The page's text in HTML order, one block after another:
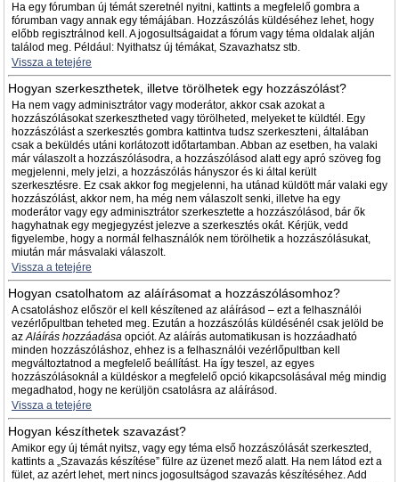
Ha egy fórumban új témát szeretnél nyitni, kattints a megfelelő gombra a
fórumban vagy annak egy témájában. Hozzászólás küldéséhez lehet, hogy
előbb regisztrálnod kell. A jogosultságaidat a fórum vagy téma oldalak alján
találod meg. Például: Nyithatsz új témákat, Szavazhatsz stb.
Vissza a tetejére
Hogyan szerkeszthetek, illetve törölhetek egy hozzászólást?
Ha nem vagy adminisztrátor vagy moderátor, akkor csak azokat a
hozzászólásokat szerkesztheted vagy törölheted, melyeket te küldtél. Egy
hozzászólást a szerkesztés gombra kattintva tudsz szerkeszteni, általában
csak a beküldés utáni korlátozott időtartamban. Abban az esetben, ha valaki
már válaszolt a hozzászólásodra, a hozzászólásod alatt egy apró szöveg fog
megjelenni, mely jelzi, a hozzászólás hányszor és ki által került
szerkesztésre. Ez csak akkor fog megjelenni, ha utánad küldött már valaki egy
hozzászólást, akkor nem, ha még nem válaszolt senki, illetve ha egy
moderátor vagy egy adminisztrátor szerkesztette a hozzászólásod, bár ők
hagyhatnak egy megjegyzést jelezve a szerkesztés okát. Kérjük, vedd
figyelembe, hogy a normál felhasználók nem törölhetik a hozzászólásukat,
miután már másvalaki válaszolt.
Vissza a tetejére
Hogyan csatolhatom az aláírásomat a hozzászólásomhoz?
A csatoláshoz először el kell készítened az aláírásod – ezt a felhasználói
vezérlőpultban teheted meg. Ezután a hozzászólás küldésénél csak jelöld be
azAláírás hozzáadása opciót. Az aláírás automatikusan is hozzáadható
minden hozzászóláshoz, ehhez is a felhasználói vezérlőpultban kell
megváltoztatnod a megfelelő beállítást. Ha így teszel, az egyes
hozzászólásoknál a küldéskor a megfelelő opció kikapcsolásával még mindig
megadhatod, hogy ne kerüljön csatolásra az aláírásod.
Vissza a tetejére
Hogyan készíthetek szavazást?
Amikor egy új témát nyitsz, vagy egy téma első hozzászólását szerkeszted,
kattints a „Szavazás készítése” fülre az üzenet mező alatt. Ha nem látod ezt a
fület, az azért lehet, mert nincs jogosultságod szavazás készítéséhez. Add